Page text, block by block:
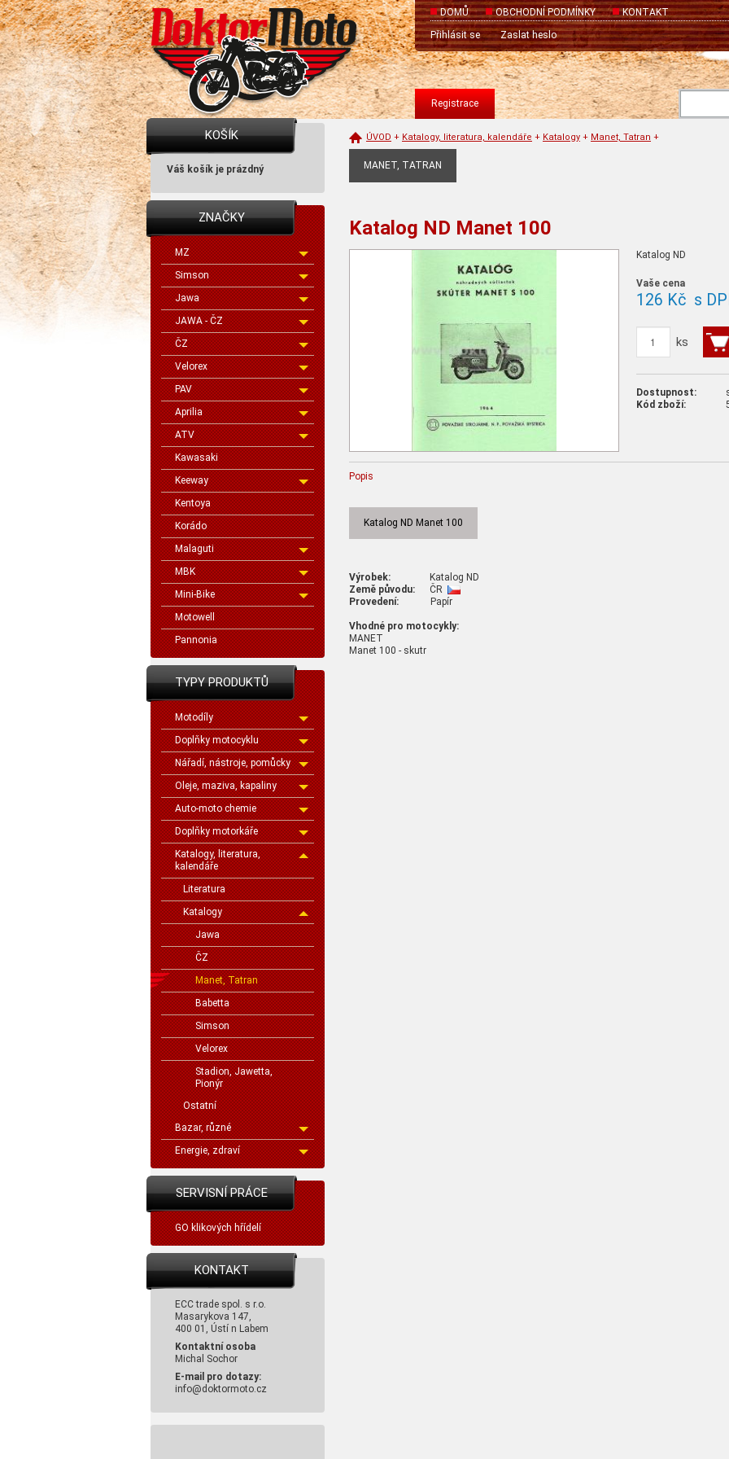
DOMŮ OBCHODNÍ PODMÍNKY
KONTAKT
Přihlásit se
Zaslat heslo
Registrace
KOŠÍK
Váš košík je prázdný
ZNAČKY
MZ
Simson
Jawa
JAWA - ČZ
ČZ
Velorex
PAV
Aprilia
ATV
Kawasaki
Keeway
Kentoya
Korádo
Malaguti
MBK
Mini-Bike
Motowell
Pannonia
TYPY PRODUKTŮ
Motodíly
Doplňky motocyklu
Nářadí, nástroje, pomůcky
Oleje, maziva, kapaliny
Auto-moto chemie
Doplňky motorkáře
Katalogy, literatura,
kalendáře
Literatura
Katalogy
Jawa
ČZ
Manet, Tatran
Babetta
Simson
Velorex
Stadion, Jawetta,
Pionýr
Ostatní
Bazar, různé
Energie, zdraví
SERVISNÍ PRÁCE
GO klikových hřídelí
KONTAKT
ECC trade spol. s r.o.
Masarykova 147,
400 01, Ústí n Labem
Kontaktní osoba
Michal Sochor
E-mail pro dotazy:
info@doktormoto.cz
ÚVOD + Katalogy, literatura, kalendáře + Katalogy + Manet, Tatran +
MANET, TATRAN
Katalog ND Manet 100
Katalog ND
Vaše cena
126 Kč s
ks
Dostupnost:
Kód zboží:
Popis
Katalog ND Manet 100
Výrobek: Katalog ND
Země původu: ČR
Provedení: Papír
Vhodné pro motocykly:
MANET
Manet 100 - skutr